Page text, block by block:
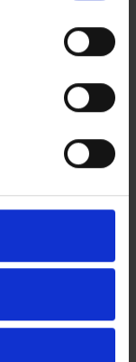
SUSCRIPCIÓN
DE
PROVINCIA 1
949,00 €
para usuarios